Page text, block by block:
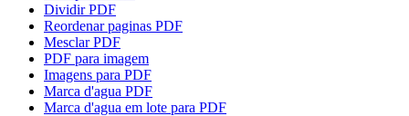
Dividir PDF
Reordenar paginas PDF
Mesclar PDF
PDF para imagem
Imagens para PDF
Marca d'agua PDF
Marca d'agua em lote para PDF